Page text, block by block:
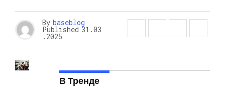
By baseblog
Published 31.03
.2025
В Тренде